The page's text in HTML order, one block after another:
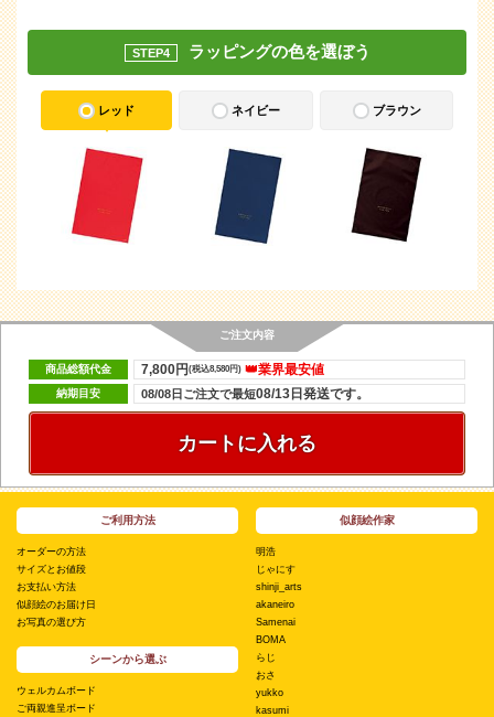
STEP4 ラッピングの色を選ぼう
レッド ネイビー ブラウン
ご注文内容
商品総額代金 👑業界最安値
7,800円(税込8,580円)
納期目安 08/08日ご注文で最短08/13日発送です。
カートに入れる
ご利用方法
オーダーの方法
サイズとお値段
お支払い方法
似顔絵のお届け日
お写真の選び方
シーンから選ぶ
ウェルカムボード
ご両親進呈ボード
似顔絵作家
明浩
じゃにす
shinji_arts
akaneiro
Samenai
BOMA
らじ
おさ
yukko
kasumi